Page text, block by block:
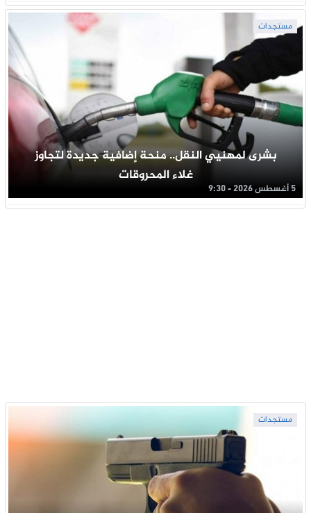
مستجدات
بشرى لمهنيي النقل.. منحة إضافية جديدة لتجاوز
غلاء المحروقات
5 أغسطس 2026 - 9:30
مستجدات